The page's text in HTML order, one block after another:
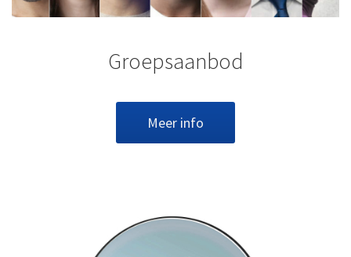
Groepsaanbod
Meer info